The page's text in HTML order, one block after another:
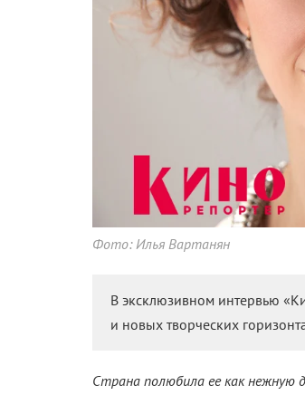
Фото: Илья Вартанян
В эксклюзивном интервью
и новых творческих
Страна полюбила ее как нежную